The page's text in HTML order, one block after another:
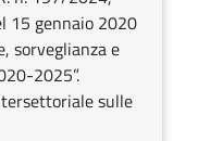
15 gennaio 2020
sorveglianza e
2025”.
sulle